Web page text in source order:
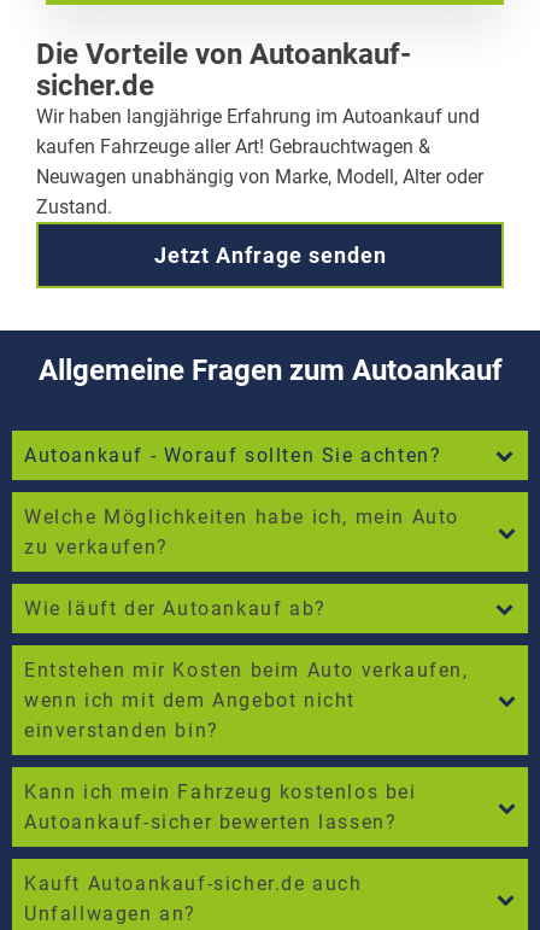
Die Vorteile von Autoankauf-
sicher.de
Wir haben langjährige Erfahrung im Autoankauf und
kaufen Fahrzeuge aller Art! Gebrauchtwagen &
Neuwagen unabhängig von Marke, Modell, Alter oder
Zustand.
Jetzt Anfrage senden
Allgemeine Fragen zum Autoankauf
Autoankauf - Worauf sollten Sie achten?
Welche Möglichkeiten habe ich, mein Auto
zu verkaufen?
Wie läuft der Autoankauf ab?
Entstehen mir Kosten beim Auto verkaufen,
wenn ich mit dem Angebot nicht
einverstanden bin?
Kann ich mein Fahrzeug kostenlos bei
Autoankauf-sicher bewerten lassen?
Kauft Autoankauf-sicher.de auch
Unfallwagen an?